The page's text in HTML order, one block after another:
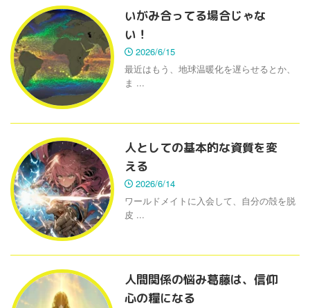
いがみ合ってる場合じゃな
い！
2026/6/15
最近はもう、地球温暖化を遅らせるとか、
ま ...
人としての基本的な資質を変
える
2026/6/14
ワールドメイトに入会して、自分の殻を脱
皮 ...
人間関係の悩み葛藤は、信仰
心の糧になる